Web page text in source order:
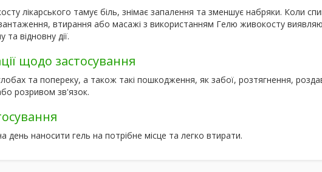
лікарського тамує біль, знімає запалення та зменшує набряки. Коли
втирання або масажі з використанням Гелю живокосту
відновну дії.
щодо застосування
та попереку, а також такі пошкодження, як забої, розтягнення,
розривом зв'язок.
день наносити гель на потрібне місце та легко втирати.